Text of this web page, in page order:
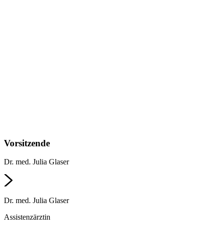
Vorsitzende
Dr. med. Julia Glaser
Dr. med. Julia Glaser
Assistenzärztin